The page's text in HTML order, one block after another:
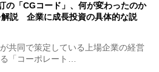
の「CGコード」、何が変わったのか
解説 企業に成長投資の具体的な説
共同で策定している上場企業の経営
「コーポレート…